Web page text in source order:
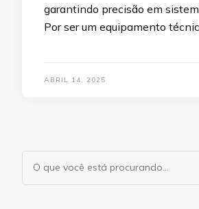
garantindo precisão em
Por ser um equipamento
ABRIL 14, 2025